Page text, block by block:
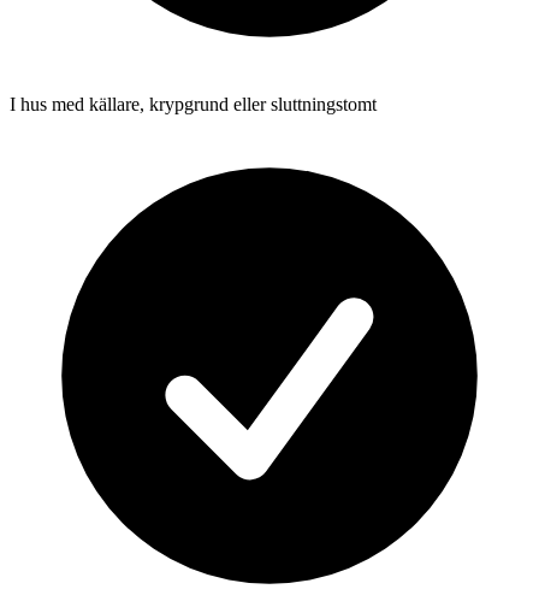
I hus med källare, krypgrund eller sluttningstomt